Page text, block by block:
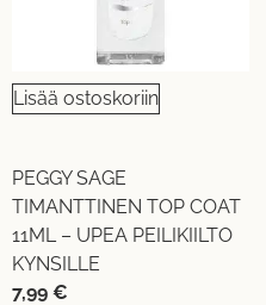
Lisää ostoskoriin
PEGGY SAGE
TIMANTTINEN TOP COAT
11ML – UPEA PEILIKIILTO
KYNSILLE
7,99 €